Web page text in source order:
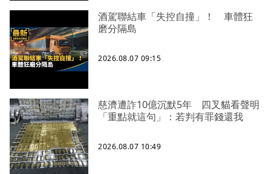
酒駕聯結車「失控自撞」！ 車體狂
磨分隔島
2026.08.07 09:15
慈濟遭詐10億沉默5年 四叉貓看聲明
「重點就這句」：若判有罪錢還我
2026.08.07 10:49